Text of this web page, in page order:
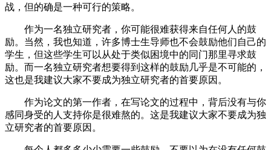
战，但的确是一种可行的策略。
作为一名独立研究者，你可能很难获得来自任何人的鼓
励。当然，我也知道，许多博士生导师也不会鼓励他们自己的
学生，但这些学生可以从处于类似困境中的同门那里寻求鼓
励。而一名独立研究者想要得到这样的鼓励几乎是不可能的，
这也是我建议大家不要成为独立研究者的首要原因。
作为论文的第一作者，在写论文的过程中，背后没有与你
感同身受的人支持你是很难熬的。这是我建议大家不要成为独
立研究者的首要原因。